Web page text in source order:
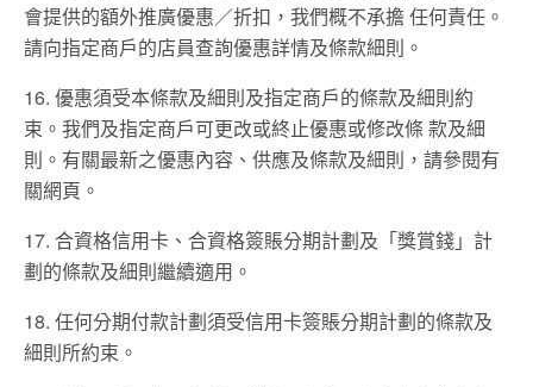
會提供的額外推廣優惠／折扣，我們概不承擔 任何責任。
請向指定商⼾的店員查詢優惠詳情及條款細則。
16. 優惠須受本條款及細則及指定商⼾的條款及細則約
束。我們及指定商⼾可更改或終⽌優惠或修改條 款及細
則。有關最新之優惠內容、供應及條款及細則，請參閱有
關網⾴。
17. 合資格信⽤卡、合資格簽賬分期計劃及「獎賞錢」計
劃的條款及細則繼續適⽤。
18. 任何分期付款計劃須受信⽤卡簽賬分期計劃的條款及
細則所約束。